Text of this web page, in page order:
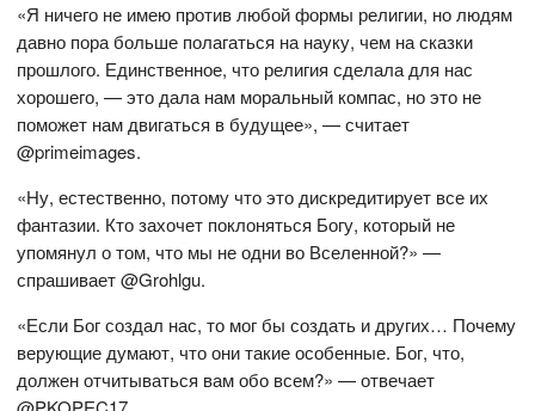
«Я ничего не имею против любой формы религии, но людям
давно пора больше полагаться на науку, чем на сказки
прошлого. Единственное, что религия сделала для нас
хорошего, — это дала нам моральный компас, но это не
поможет нам двигаться в будущее», — считает
@primeimages.
«Ну, естественно, потому что это дискредитирует все их
фантазии. Кто захочет поклоняться Богу, который не
упомянул о том, что мы не одни во Вселенной?» —
спрашивает @Grohlgu.
«Если Бог создал нас, то мог бы создать и других… Почему
верующие думают, что они такие особенные. Бог, что,
должен отчитываться вам обо всем?» — отвечает